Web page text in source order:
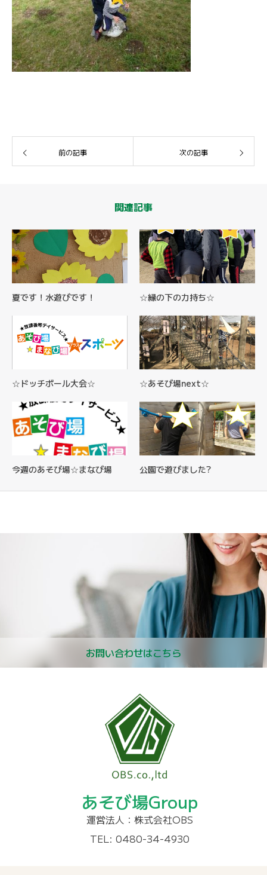
前の記事 次の記事
関連記事
夏です！水遊びです！ ☆縁の下の力持ち☆
☆ドッチボール大会☆ ☆あそび場next☆
今週のあそび場☆まなび場 公園で遊びました?
お問い合わせはこちら
あそび場Group
運営法人：株式会社OBS
TEL: 0480-34-4930